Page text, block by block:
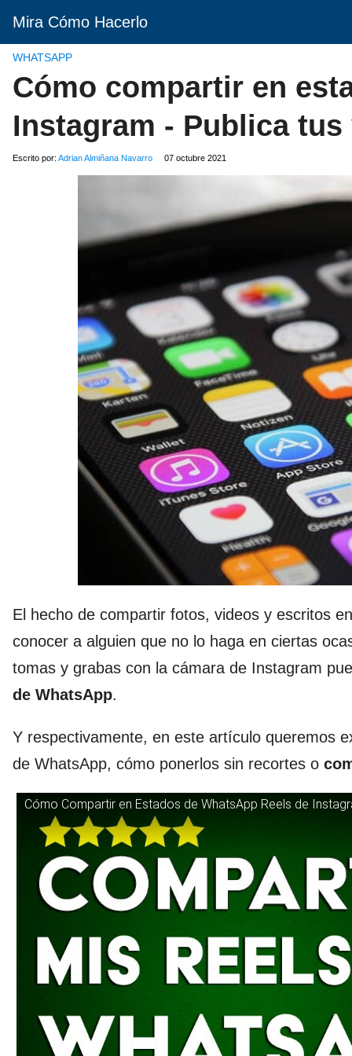
Mira Cómo Hacerlo
WHATSAPP
Cómo compartir en
Instagram - Publica tus
Escrito por: Adrian Almiñana Navarro 07 octubre 2021
El hecho de compartir fotos, videos y escritos
conocer a alguien que no lo haga en ciertas
tomas y grabas con la cámara de Instagram
de WhatsApp.
Y respectivamente, en este artículo queremos
de WhatsApp, cómo ponerlos sin recortes o
Cómo Compartir en Estados de WhatsApp Reels de